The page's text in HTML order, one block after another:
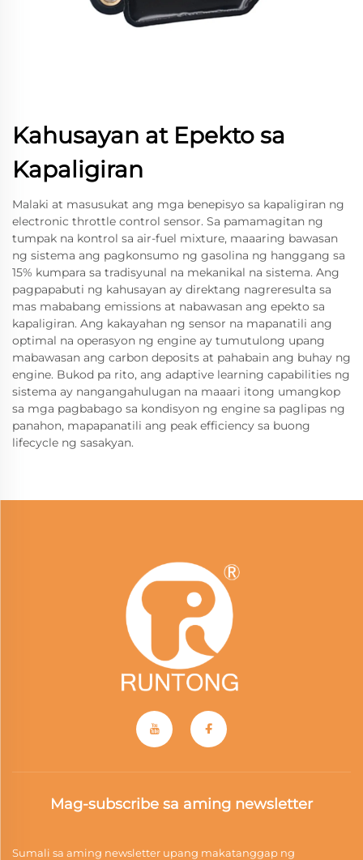
Kahusayan at Epekto sa
Kapaligiran
Malaki at masusukat ang mga benepisyo sa kapaligiran ng
electronic throttle control sensor. Sa pamamagitan ng
tumpak na kontrol sa air-fuel mixture, maaaring bawasan
ng sistema ang pagkonsumo ng gasolina ng hanggang sa
15% kumpara sa tradisyunal na mekanikal na sistema. Ang
pagpapabuti ng kahusayan ay direktang nagreresulta sa
mas mababang emissions at nabawasan ang epekto sa
kapaligiran. Ang kakayahan ng sensor na mapanatili ang
optimal na operasyon ng engine ay tumutulong upang
mabawasan ang carbon deposits at pahabain ang buhay ng
engine. Bukod pa rito, ang adaptive learning capabilities ng
sistema ay nangangahulugan na maaari itong umangkop
sa mga pagbabago sa kondisyon ng engine sa paglipas ng
panahon, mapapanatili ang peak efficiency sa buong
lifecycle ng sasakyan.
Mag-subscribe sa aming newsletter
Sumali sa aming newsletter upang makatanggap ng